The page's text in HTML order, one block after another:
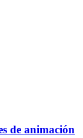
de animación